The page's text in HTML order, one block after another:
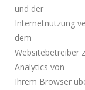
und der
Internetnutzung
dem
Websitebetreiber
Analytics von
Ihrem Browser